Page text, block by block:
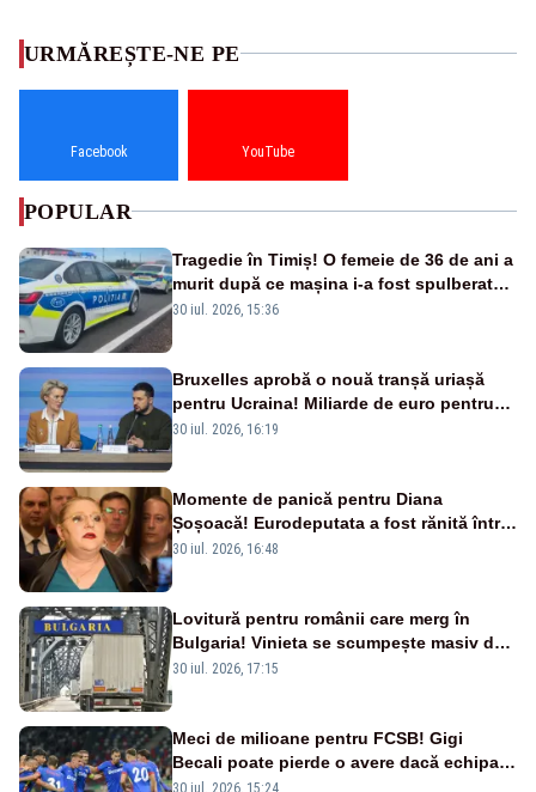
URMĂREȘTE-NE PE
Facebook YouTube
POPULAR
Tragedie în Timiș! O femeie de 36 de ani a
murit după ce mașina i-a fost spulberată
de tren
30 iul. 2026, 15:36
Bruxelles aprobă o nouă tranșă uriașă
pentru Ucraina! Miliarde de euro pentru
armament și apărare
30 iul. 2026, 16:19
Momente de panică pentru Diana
Șoșoacă! Eurodeputata a fost rănită într-
un accident rutier
30 iul. 2026, 16:48
Lovitură pentru românii care merg în
Bulgaria! Vinieta se scumpește masiv de
la 1 august
30 iul. 2026, 17:15
Meci de milioane pentru FCSB! Gigi
Becali poate pierde o avere dacă echipa
este eliminată de FK Auda
30 iul. 2026, 15:24